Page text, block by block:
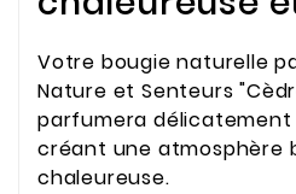
Votre bougie naturelle
Nature et Senteurs
parfumera
créant une atmosphère
chaleureuse.